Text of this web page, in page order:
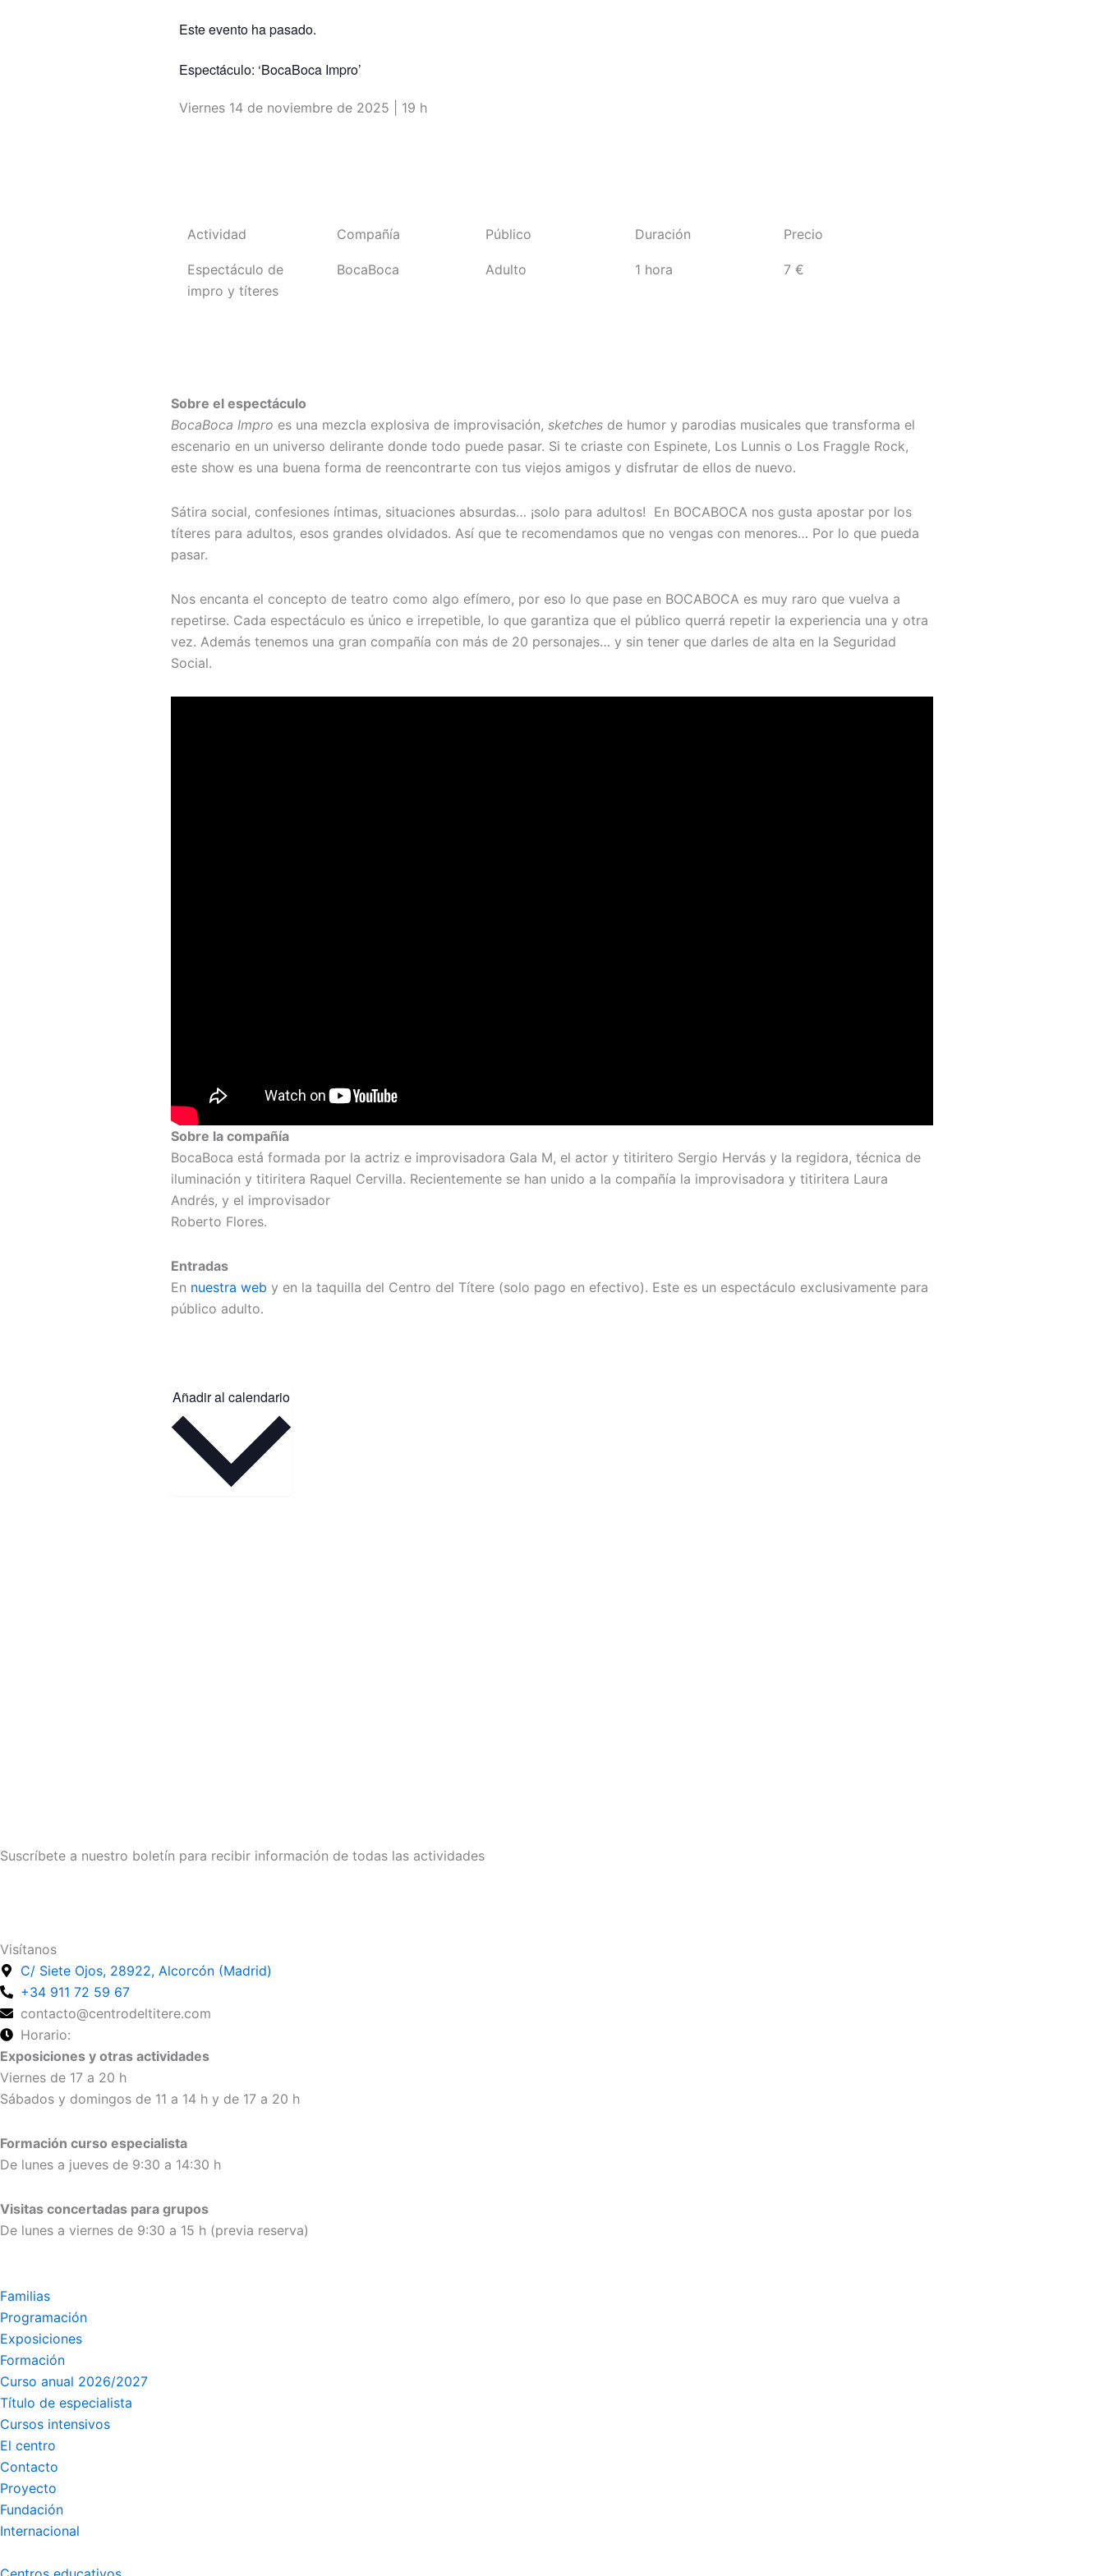
Este evento ha pasado.
Espectáculo: ‘BocaBoca Impro’
Viernes 14 de noviembre de 2025 | 19 h
Actividad
Espectáculo de
impro y títeres
Compañía
BocaBoca
Público
Adulto
Duración
1 hora
Precio
7 €
Sobre el espectáculo
BocaBoca Impro es una mezcla explosiva de improvisación, sketches de humor y parodias musicales que transforma el
escenario en un universo delirante donde todo puede pasar. Si te criaste con Espinete, Los Lunnis o Los Fraggle Rock,
este show es una buena forma de reencontrarte con tus viejos amigos y disfrutar de ellos de nuevo.
Sátira social, confesiones íntimas, situaciones absurdas… ¡solo para adultos! En BOCABOCA nos gusta apostar por los
títeres para adultos, esos grandes olvidados. Así que te recomendamos que no vengas con menores… Por lo que pueda
pasar.
Nos encanta el concepto de teatro como algo efímero, por eso lo que pase en BOCABOCA es muy raro que vuelva a
repetirse. Cada espectáculo es único e irrepetible, lo que garantiza que el público querrá repetir la experiencia una y otra
vez. Además tenemos una gran compañía con más de 20 personajes… y sin tener que darles de alta en la Seguridad
Social.
Sobre la compañía
BocaBoca está formada por la actriz e improvisadora Gala M, el actor y titiritero Sergio Hervás y la regidora, técnica de
iluminación y titiritera Raquel Cervilla. Recientemente se han unido a la compañía la improvisadora y titiritera Laura
Andrés, y el improvisador
Roberto Flores.
Entradas
En nuestra web y en la taquilla del Centro del Títere (solo pago en efectivo). Este es un espectáculo exclusivamente para
público adulto.
Suscríbete a nuestro boletín para recibir información de todas las actividades
Visítanos
C/ Siete Ojos, 28922, Alcorcón (Madrid)
+34 911 72 59 67
contacto@centrodeltitere.com
Horario:
Exposiciones y otras actividades
Viernes de 17 a 20 h
Sábados y domingos de 11 a 14 h y de 17 a 20 h
Formación curso especialista
De lunes a jueves de 9:30 a 14:30 h
Visitas concertadas para grupos
De lunes a viernes de 9:30 a 15 h (previa reserva)
Familias
Programación
Exposiciones
Formación
Curso anual 2026/2027
Título de especialista
Cursos intensivos
El centro
Contacto
Proyecto
Fundación
Internacional